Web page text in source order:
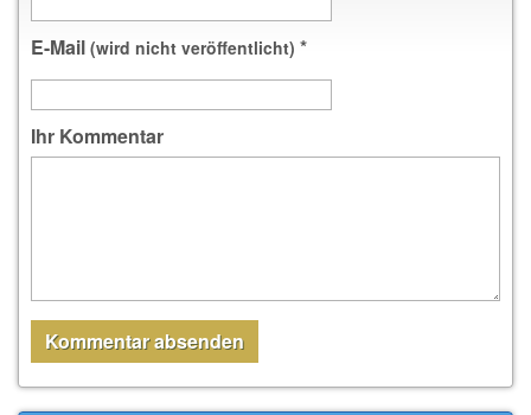
E-Mail (wird nicht veröffentlicht) *
Ihr Kommentar